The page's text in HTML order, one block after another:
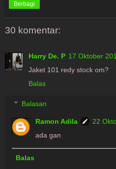
Berbagi
30 komentar:
Harry De. P 17 Oktober
Jaket 101 redy stock om?
Balas
Balasan
Ramon Adila
22
ada gan
Balas